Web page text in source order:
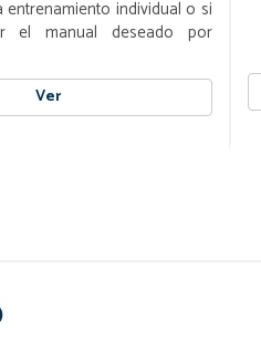
entrenamiento individual o si
el manual deseado por
Ver